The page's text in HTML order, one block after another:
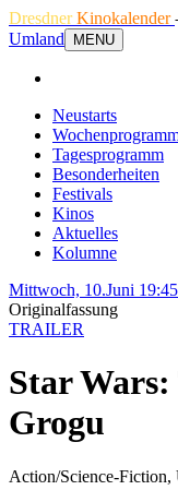
DresdnerKinokalender
Umland
MENU
Neustarts
Tagesprogramm
Besonderheiten
Festivals
Kinos
Aktuelles
Kolumne
Mittwoch, 10.Juni 19:45
Originalfassung
TRAILER
Star
Grogu
Action/Science-